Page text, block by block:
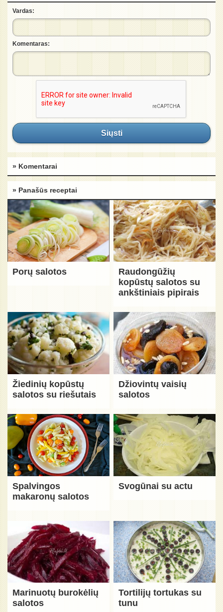
Vardas:
Komentaras:
Siųsti
» Komentarai
» Panašūs receptai
Porų salotos
Raudongūžių
kopūstų salotos su
ankštiniais pipirais
Žiedinių kopūstų
salotos su riešutais
Džiovintų vaisių
salotos
Spalvingos
makaronų salotos
Svogūnai su actu
Marinuotų burokėlių
salotos
Tortilijų tortukas su
tunu